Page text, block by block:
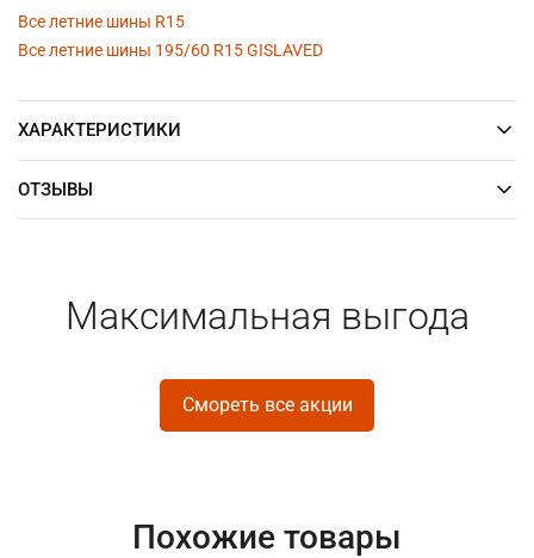
Все летние шины R15
Все летние шины 195/60 R15 GISLAVED
ХАРАКТЕРИСТИКИ
ОТЗЫВЫ
Максимальная выгода
Смореть все акции
Похожие товары